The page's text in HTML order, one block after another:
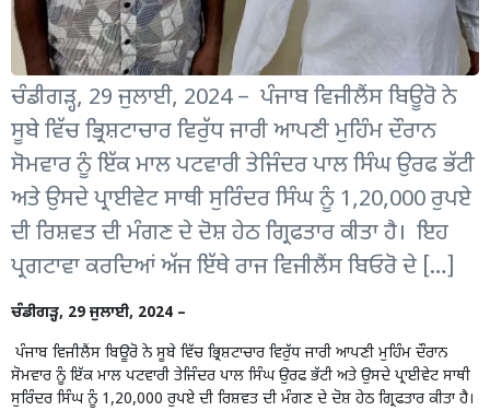
ਚੰਡੀਗੜ੍ਹ, 29 ਜੁਲਾਈ, 2024 – ਪੰਜਾਬ ਵਿਜੀਲੈਂਸ ਬਿਊਰੋ ਨੇ
ਸੂਬੇ ਵਿੱਚ ਭ੍ਰਿਸ਼ਟਾਚਾਰ ਵਿਰੁੱਧ ਜਾਰੀ ਆਪਣੀ ਮੁਹਿੰਮ ਦੌਰਾਨ
ਸੋਮਵਾਰ ਨੂੰ ਇੱਕ ਮਾਲ ਪਟਵਾਰੀ ਤੇਜਿੰਦਰ ਪਾਲ ਸਿੰਘ ਉਰਫ ਭੱਟੀ
ਅਤੇ ਉਸਦੇ ਪ੍ਰਾਈਵੇਟ ਸਾਥੀ ਸੁਰਿੰਦਰ ਸਿੰਘ ਨੂੰ 1,20,000 ਰੁਪਏ
ਦੀ ਰਿਸ਼ਵਤ ਦੀ ਮੰਗਣ ਦੇ ਦੋਸ਼ ਹੇਠ ਗ੍ਰਿਫਤਾਰ ਕੀਤਾ ਹੈ। ਇਹ
ਪ੍ਰਗਟਾਵਾ ਕਰਦਿਆਂ ਅੱਜ ਇੱਥੇ ਰਾਜ ਵਿਜੀਲੈਂਸ ਬਿਓਰੋ ਦੇ […]
ਚੰਡੀਗੜ੍ਹ, 29 ਜੁਲਾਈ, 2024 –
ਪੰਜਾਬ ਵਿਜੀਲੈਂਸ ਬਿਊਰੋ ਨੇ ਸੂਬੇ ਵਿੱਚ ਭ੍ਰਿਸ਼ਟਾਚਾਰ ਵਿਰੁੱਧ ਜਾਰੀ ਆਪਣੀ ਮੁਹਿੰਮ ਦੌਰਾਨ
ਸੋਮਵਾਰ ਨੂੰ ਇੱਕ ਮਾਲ ਪਟਵਾਰੀ ਤੇਜਿੰਦਰ ਪਾਲ ਸਿੰਘ ਉਰਫ ਭੱਟੀ ਅਤੇ ਉਸਦੇ ਪ੍ਰਾਈਵੇਟ ਸਾਥੀ
ਸੁਰਿੰਦਰ ਸਿੰਘ ਨੂੰ 1,20,000 ਰੁਪਏ ਦੀ ਰਿਸ਼ਵਤ ਦੀ ਮੰਗਣ ਦੇ ਦੋਸ਼ ਹੇਠ ਗ੍ਰਿਫਤਾਰ ਕੀਤਾ ਹੈ।